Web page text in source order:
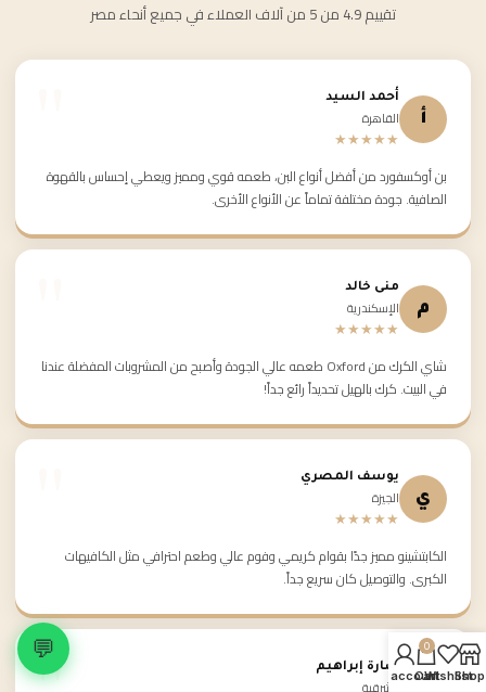
تقييم 4.9 من 5 من آلاف العملاء في جميع أنحاء مصر
أ
أحمد السيد
القاهرة
★★★★★
بن أوكسفورد من أفضل أنواع البن، طعمه قوي ومميز ويعطي إحساس بالقهوة
الصافية. جودة مختلفة تماماً عن الأنواع الأخرى.
م
منى خالد
الإسكندرية
★★★★★
شاي الكرك من Oxford طعمه عالي الجودة وأصبح من المشروبات المفضلة عندنا
في البيت. كرك بالهيل تحديداً رائع جداً!
ي
يوسف المصري
الجيزة
★★★★★
الكابتشينو مميز جدًا بقوام كريمي وفوم عالي وطعم احترافي مثل الكافيهات
الكبرى. والتوصيل كان سريع جداً.
سارة إبراهيم
الشرقية
💬
Shop
Wishlist
0
Cart
My account